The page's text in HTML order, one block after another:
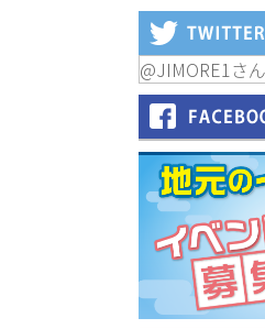
【ジ
価
（メ
ロン
【ジ
500
時間
アン
レ）
[有効
【ジ
20％
タリ
ーレ
[有効期
@JIMORE1さ